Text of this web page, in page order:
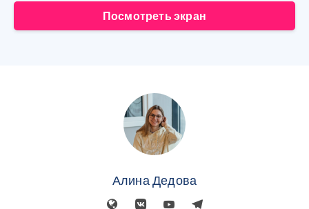
Посмотреть экран
Алина Дедова